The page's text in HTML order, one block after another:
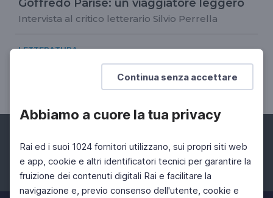
Continua senza accettare
Abbiamo a cuore la tua privacy
Rai ed i suoi 1024 fornitori utilizzano, sui propri siti web
e app, cookie e altri identificatori tecnici per garantire la
fruizione dei contenuti digitali Rai e facilitare la
navigazione e, previo consenso dell'utente, cookie e
Goffredo Parise: un viaggiatore leggero
Intervista al critico letterario Silvio Perrella
LETTERATURA
Addio a Gianni Celati
Il ricordo di Silvio Perrella
Facebook Instagram Twitter